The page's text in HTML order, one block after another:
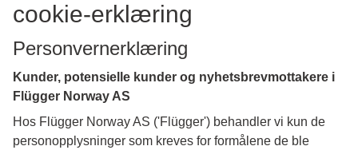
cookie-erklæring
Personvernerklæring
Kunder, potensielle kunder og nyhetsbrevmottakere i
Flügger Norway AS
Hos Flügger Norway AS ('Flügger') behandler vi kun de
personopplysninger som kreves for formålene de ble